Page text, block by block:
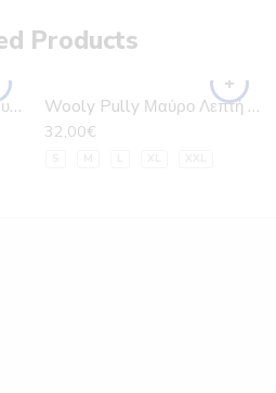
Products
Πουκάμισο Αξ/κού Λευκό Γυναικείο Μακρύ Μανίκι – Επωμίδες
Wooly Pully Μαύρο Λεπτή Πλέξη Ακρυλλικό 100%
32,00€